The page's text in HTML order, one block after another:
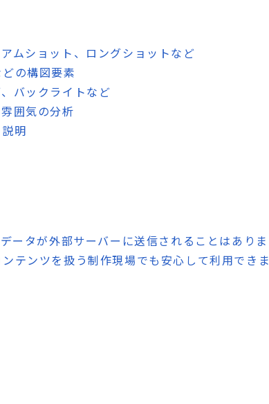
ムショット、ロングショットなど
の構図要素
バックライトなど
囲気の分析
明
ータが外部サーバーに送信されることはありま
テンツを扱う制作現場でも安心して利用できま